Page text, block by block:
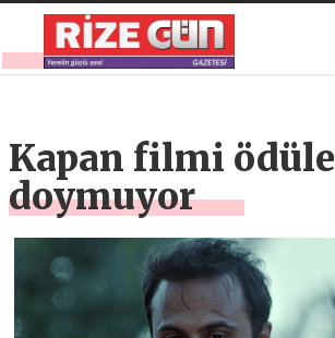
Kapan filmi ödüle
doymuyor